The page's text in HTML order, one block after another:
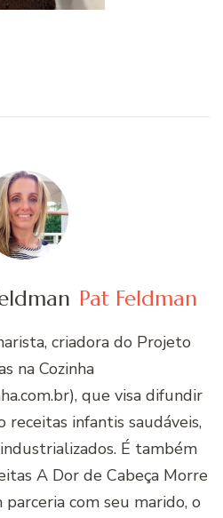
Pat Feldman
criadora do Projeto
na Cozinha
que visa difundir
receitas infantis saudáveis,
É também
A Dor de Cabeça Morre
com seu marido, o